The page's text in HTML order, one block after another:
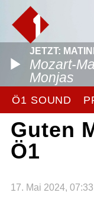
JETZT:
Mozart-
Monjas
Ö1 SOUND
Guten
Ö1
17. Mai 2024, 07:33